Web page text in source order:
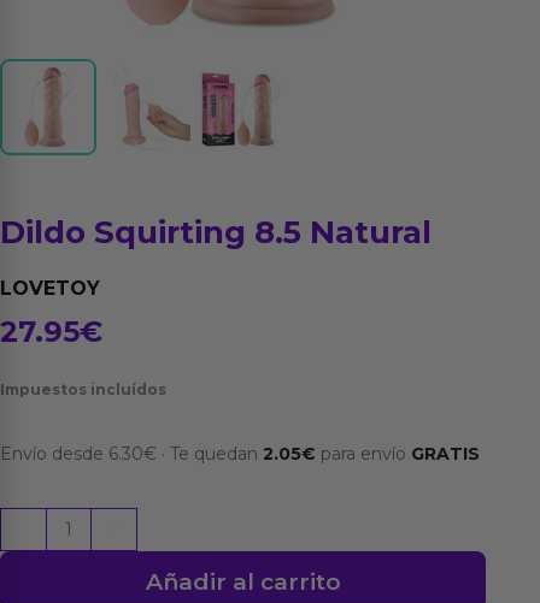
Dildo Squirting 8.5 Natural
LOVETOY
27.95€
Impuestos incluídos
Envío desde 6.30€ · Te quedan 2.05€ para envío GRATIS
Squirting
Añadir al carrito